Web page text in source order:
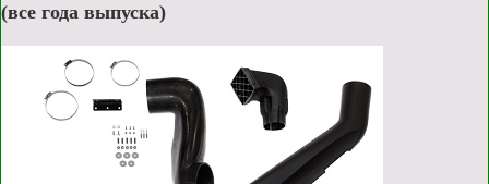
(все года выпуска)